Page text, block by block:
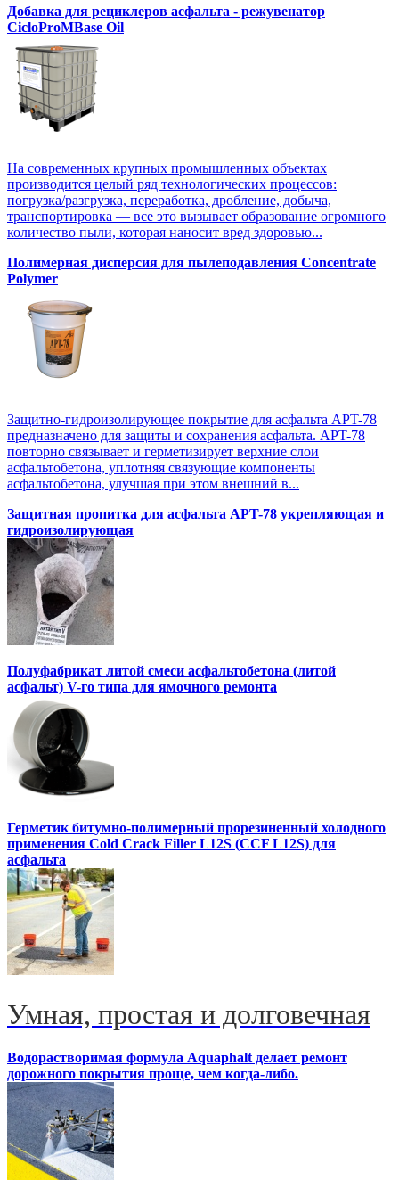
Добавка для рециклеров асфальта - режувенатор
CicloProMBase Oil
На современных крупных промышленных объектах
производится целый ряд технологических процессов:
погрузка/разгрузка, переработка, дробление, добыча,
транспортировка — все это вызывает образование огромного
количество пыли, которая наносит вред здоровью...
Полимерная дисперсия для пылеподавления Concentrate
Polymer
Защитно-гидроизолирующее покрытие для асфальта APT-78
предназначено для защиты и сохранения асфальта. APT-78
повторно связывает и герметизирует верхние слои
асфальтобетона, уплотняя связующие компоненты
асфальтобетона, улучшая при этом внешний в...
Защитная пропитка для асфальта APT-78 укрепляющая и
гидроизолирующая
Полуфабрикат литой смеси асфальтобетона (литой
асфальт) V-го типа для ямочного ремонта
Герметик битумно-полимерный прорезиненный холодного
применения Cold Crack Filler L12S (ССF L12S) для
асфальта
Умная, простая и долговечная
Водорастворимая формула Aquaphalt делает ремонт
дорожного покрытия проще, чем когда-либо.